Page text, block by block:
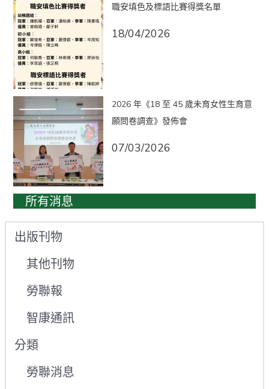
職安填色及標語比賽得獎名單
18/04/2026
2026 年《18 至 45 歲未育女性生育意
願問卷調查》發佈會
07/03/2026
所有消息
出版刊物
其他刊物
勞聯報
智康通訊
分類
勞聯消息